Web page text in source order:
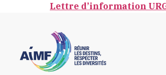
Lettre d’information